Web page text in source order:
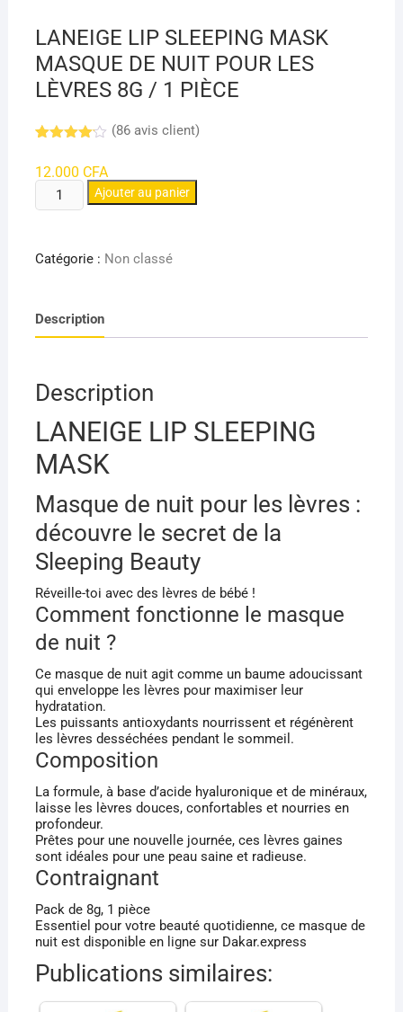
LANEIGE LIP SLEEPING MASK
MASQUE DE NUIT POUR LES
LÈVRES 8G / 1 PIÈCE
sur 5
basé
sur
(86avis client)
12.000 CFA
quantité
de
LIP
MASQUE
DE
POUR
LES
LÈVRES
/
1
PIÈCE
Ajouter au panier
Catégorie : Non classé
Description
Description
LANEIGE LIP SLEEPING
MASK
Masque de nuit pour les lèvres :
découvre le secret de la
Sleeping Beauty
Réveille-toi avec des lèvres de bébé !
Comment fonctionne le masque
de nuit ?
Ce masque de nuit agit comme un baume adoucissant
qui enveloppe les lèvres pour maximiser leur
hydratation.
Les puissants antioxydants nourrissent et régénèrent
les lèvres desséchées pendant le sommeil.
Composition
La formule, à base d’acide hyaluronique et de minéraux,
laisse les lèvres douces, confortables et nourries en
profondeur.
Prêtes pour une nouvelle journée, ces lèvres gaines
sont idéales pour une peau saine et radieuse.
Contraignant
Pack de 8g, 1 pièce
Essentiel pour votre beauté quotidienne, ce masque de
nuit est disponible en ligne sur Dakar.express
Publications similaires: